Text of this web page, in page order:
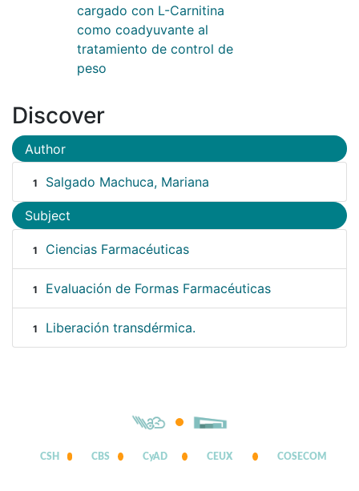
cargado con L-Carnitina
como coadyuvante al
tratamiento de control de
peso
Discover
Author
1 Salgado Machuca, Mariana
Subject
1 Ciencias Farmacéuticas
1 Evaluación de Formas Farmacéuticas
1 Liberación transdérmica.
CSH CBS CyAD CEUX COSECOM